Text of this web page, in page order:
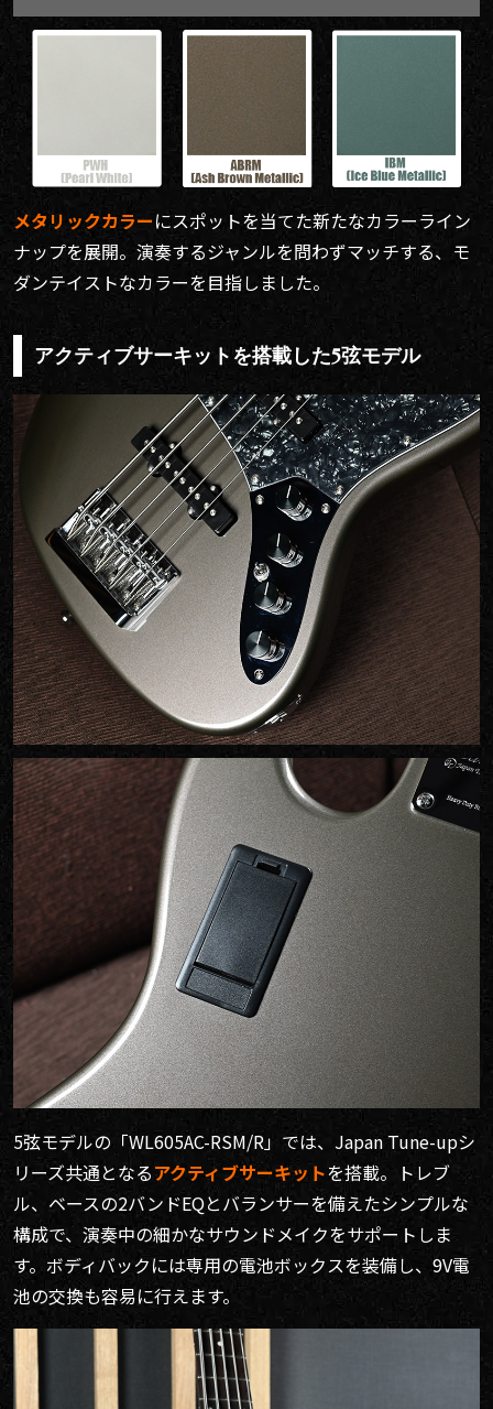
メタリックカラーにスポットを当てた新たなカラーライン
ナップを展開。演奏するジャンルを問わずマッチする、モ
ダンテイストなカラーを目指しました。
アクティブサーキットを搭載した5弦モデル
5弦モデルの「WL605AC-RSM/R」では、Japan Tune-upシ
リーズ共通となるアクティブサーキットを搭載。トレブ
ル、ベースの2バンドEQとバランサーを備えたシンプルな
構成で、演奏中の細かなサウンドメイクをサポートしま
す。ボディバックには専用の電池ボックスを装備し、9V電
池の交換も容易に行えます。